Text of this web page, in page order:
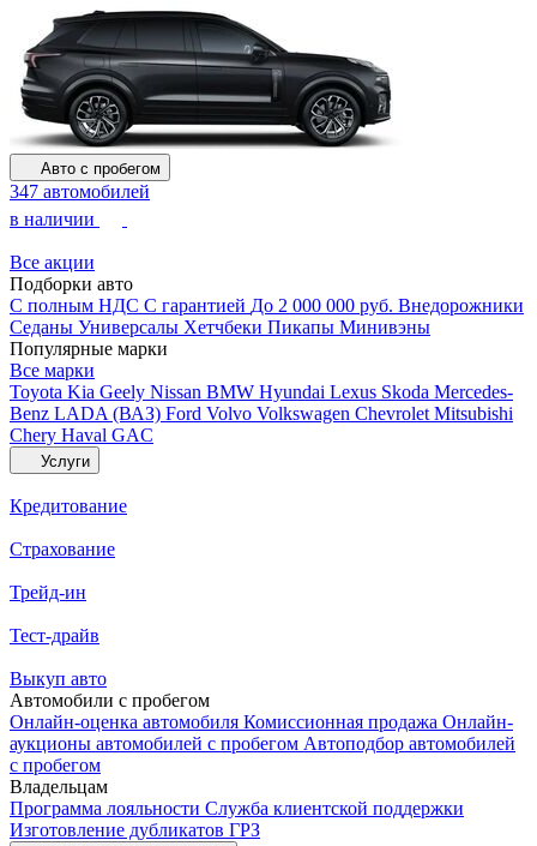
Авто с пробегом
347 автомобилей
в наличии
Все акции
Подборки авто
С полным НДС С гарантией До 2 000 000 руб. Внедорожники
Седаны Универсалы Хетчбеки Пикапы Минивэны
Популярные марки
Все марки
Toyota Kia Geely Nissan BMW Hyundai Lexus Skoda Mercedes-
Benz LADA (ВАЗ) Ford Volvo Volkswagen Chevrolet Mitsubishi
Chery Haval GAC
Услуги
Кредитование
Страхование
Трейд-ин
Тест-драйв
Выкуп авто
Автомобили с пробегом
Онлайн-оценка автомобиля Комиссионная продажа Онлайн-
аукционы автомобилей с пробегом Автоподбор автомобилей
с пробегом
Владельцам
Программа лояльности Служба клиентской поддержки
Изготовление дубликатов ГРЗ